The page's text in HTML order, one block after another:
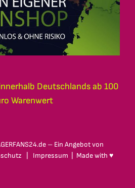
Deutschlands ab 100
Warenwert
– Ein Angebot von
Impressum | Made with ♥